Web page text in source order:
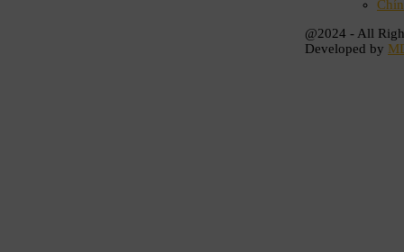
@2024 - All
Developed by